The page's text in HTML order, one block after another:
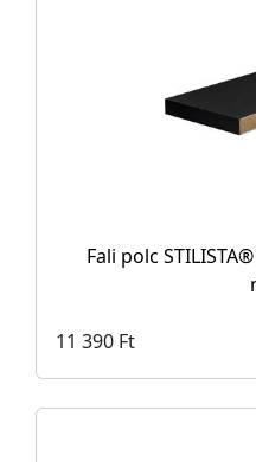
Fali polc
11 390 Ft